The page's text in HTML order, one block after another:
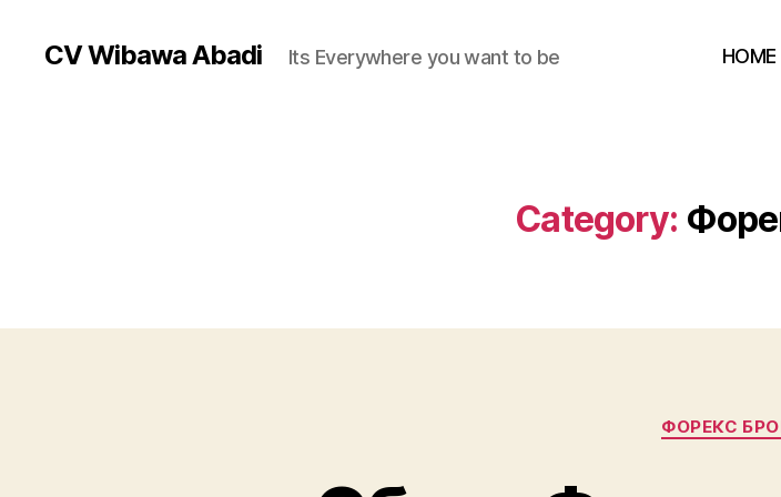
CV Wibawa Abadi Its Everywhere you want to be HOME
Category:
ФОРЕКС